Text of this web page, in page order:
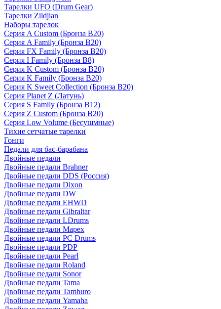
Тарелки UFO (Drum Gear)
Тарелки Zildjian
Наборы тарелок
Серия A Custom (Бронза B20)
Серия A Family (Бронза B20)
Серия FX Family (Бронза B20)
Серия I Family (Бронза B8)
Серия K Custom (Бронза B20)
Серия K Family (Бронза B20)
Серия K Sweet Collection (Бронза B20)
Серия Planet Z (Латунь)
Серия S Family (Бронза B12)
Серия Z Custom (Бронза B20)
Серия Low Volume (Бесушмные)
Тихие сетчатые тарелки
Гонги
Педали для бас-барабана
Двойные педали
Двойные педали Brahner
Двойные педали DDS (Россия)
Двойные педали Dixon
Двойные педали DW
Двойные педали EHWD
Двойные педали Gibraltar
Двойные педали LDrums
Двойные педали Mapex
Двойные педали PC Drums
Двойные педали PDP
Двойные педали Pearl
Двойные педали Roland
Двойные педали Sonor
Двойные педали Tama
Двойные педали Tamburo
Двойные педали Yamaha